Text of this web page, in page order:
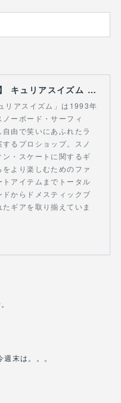
【Curious Ism】 キュリアスイズム l スノーボードショップ サーフショップ 福島県 会津若松市 郡山市 通販
リアスイズム」は1993年
ーボード・サーフィ
由で笑いにあふれたラ
るプロショップ。スノ
・スケートに関するギ
より楽しむためのファ
アイテムまでトータル
からドメスティックブ
ギアを取り揃えていま
末は。。。